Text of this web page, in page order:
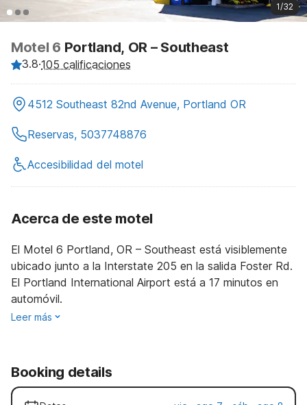
1/32
Motel 6 Portland, OR – Southeast
3.8·105 calificaciones
4512 Southeast 82nd Avenue, Portland OR
Reservas, 5037748876
Accesibilidad del motel
Acerca de este motel
El Motel 6 Portland, OR – Southeast está visiblemente
ubicado junto a la Interstate 205 en la salida Foster Rd.
El Portland International Airport está a 17 minutos en
automóvil.
Leer más
Booking details